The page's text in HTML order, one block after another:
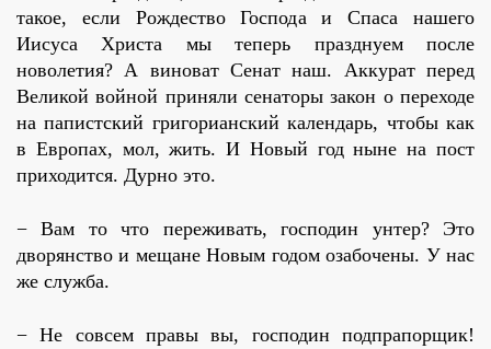
такое, если Рождество Господа и Спаса нашего
Иисуса Христа мы теперь празднуем после
новолетия? А виноват Сенат наш. Аккурат перед
Великой войной приняли сенаторы закон о переходе
на папистский григорианский календарь, чтобы как
в Европах, мол, жить. И Новый год ныне на пост
приходится. Дурно это.
− Вам то что переживать, господин унтер? Это
дворянство и мещане Новым годом озабочены. У нас
же служба.
− Не совсем правы вы, господин подпрапорщик!